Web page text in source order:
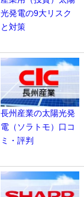
光発電の9大リスク
と対策
長州産業の太陽光発
電（ソラトモ）口コ
ミ・評判